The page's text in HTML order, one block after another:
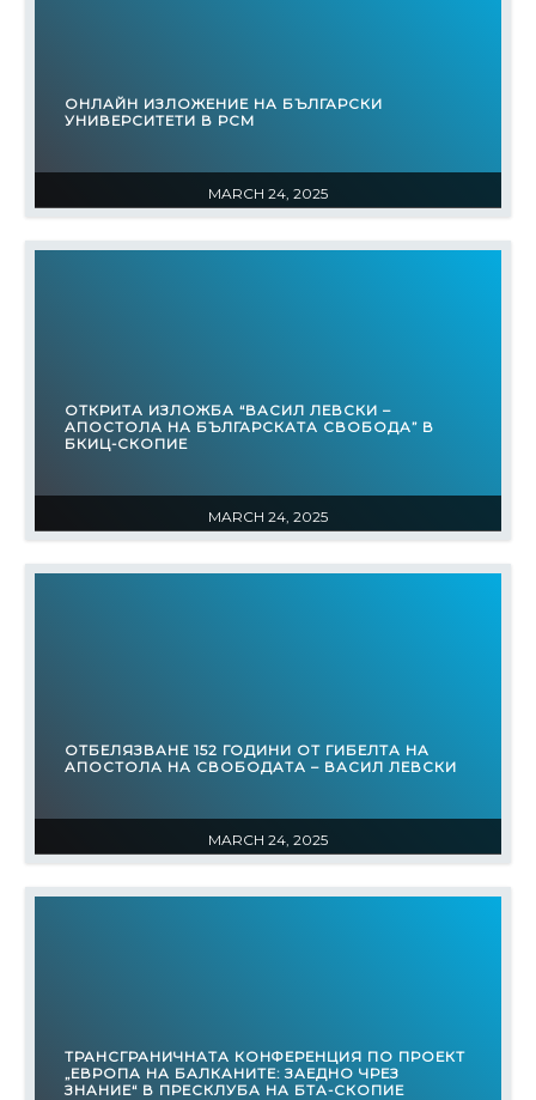
MARCH 24, 2025
ОНЛАЙН ИЗЛОЖЕНИЕ НА БЪЛГАРСКИ
УНИВЕРСИТЕТИ В РСМ
MARCH 24, 2025
ОТКРИТА ИЗЛОЖБА “ВАСИЛ ЛЕВСКИ –
АПОСТОЛА НА БЪЛГАРСКАТА СВОБОДА” В
БКИЦ-СКОПИЕ
MARCH 24, 2025
OТБЕЛЯЗВАНЕ 152 ГОДИНИ ОТ ГИБЕЛТА НА
АПОСТОЛА НА СВОБОДАТА – ВАСИЛ ЛЕВСКИ
ТРАНСГРАНИЧНАТА КОНФЕРЕНЦИЯ ПО ПРОЕКТ
„ЕВРОПА НА БАЛКАНИТЕ: ЗАЕДНО ЧРЕЗ
ЗНАНИЕ“ В ПРЕСКЛУБА НА БТА-СКОПИЕ